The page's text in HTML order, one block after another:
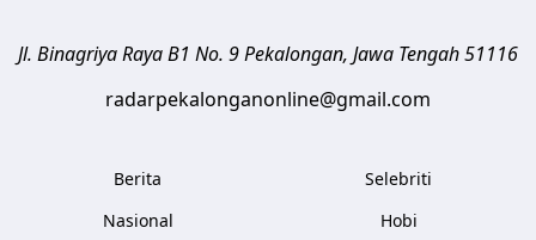
Jl. Binagriya Raya B1 No. 9Pekalongan, Jawa Tengah51116
radarpekalonganonline@gmail.com
Berita
Nasional
Selebriti
Hobi